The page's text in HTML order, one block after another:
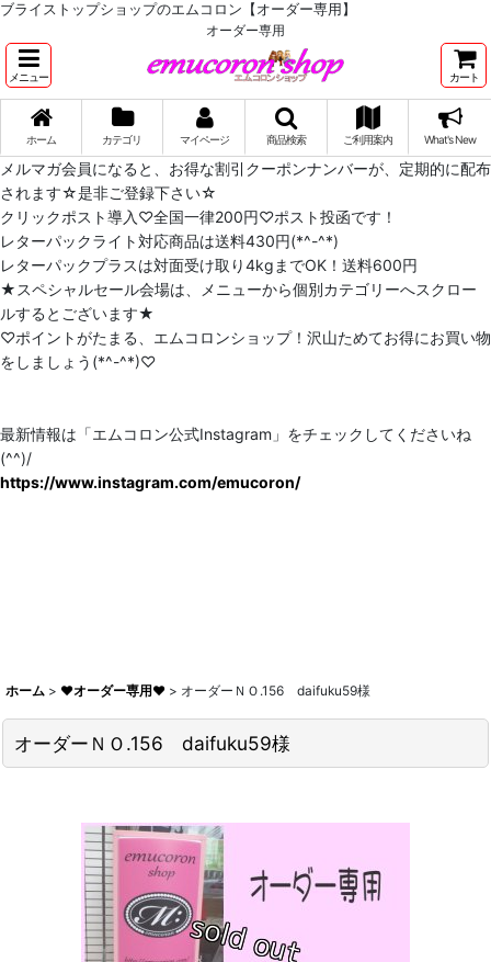
ブライストップショップのエムコロン【オーダー専用】
オーダー専用
メニュー カート
ホーム カテゴリ マイページ 商品検索 ご利用案内 What's New
メルマガ会員になると、お得な割引クーポンナンバーが、定期的に配布
されます☆是非ご登録下さい☆
クリックポスト導入♡全国一律200円♡ポスト投函です！
レターパックライト対応商品は送料430円(*^-^*)
レターパックプラスは対面受け取り4kgまでOK！送料600円
★スペシャルセール会場は、メニューから個別カテゴリーへスクロー
ルするとございます★
♡ポイントがたまる、エムコロンショップ！沢山ためてお得にお買い物
をしましょう(*^-^*)♡
最新情報は「エムコロン公式Instagram」をチェックしてくださいね
(^^)/
https://www.instagram.com/emucoron/
ホーム > ♥オーダー専用♥ > オーダーＮＯ.156 daifuku59様
オーダーＮＯ.156 daifuku59様